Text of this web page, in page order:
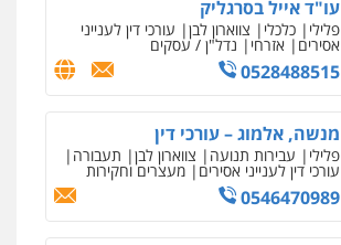
עו"ד רויטל סבג שקד
פלילי פשיעה חמורה אמצעי לחימה
אלימות עורכי דין לענייני אסירים
0528615306
דוד בוחבוט – משרד עו"ד
פלילי פשיעה חמורה מעצרים צווארון לבן
0505542333